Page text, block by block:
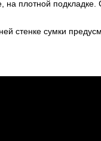
плотной
стенке сумки